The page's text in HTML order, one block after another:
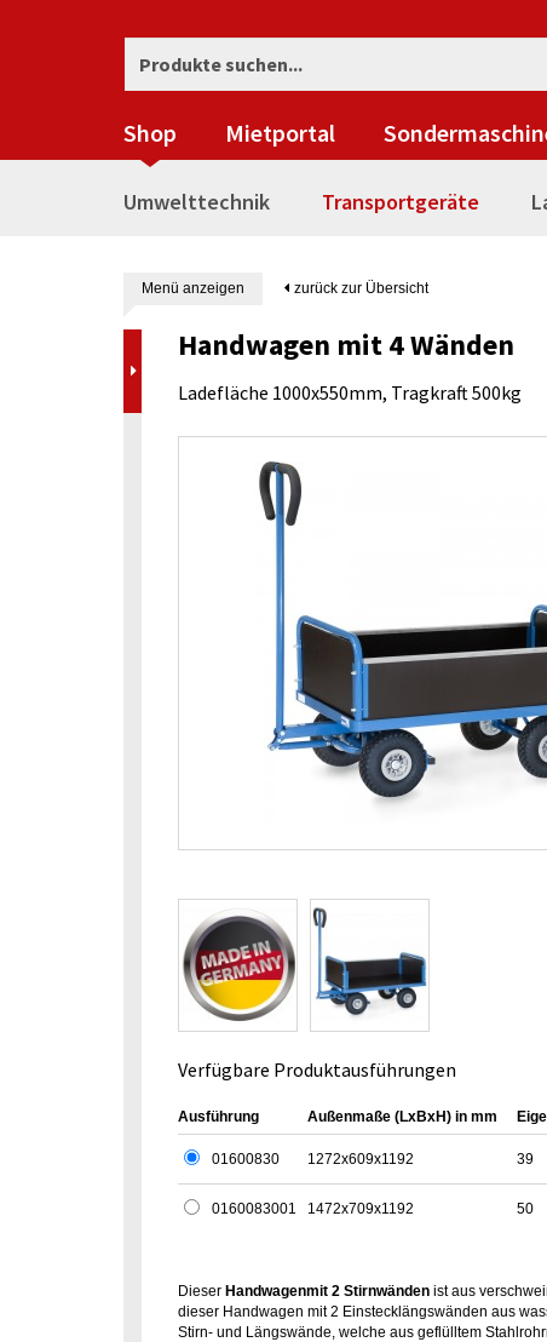
Shop Mietportal
Umwelttechnik Transportgeräte
Menü anzeigen zurück zur Übersicht
Handwagen mit 4 Wänden
Ladefläche 1000x550mm, Tragkraft 500kg
Verfügbare Produktausführungen
Ausführung Außenmaße (LxBxH) in mm
01600830 1272x609x1192 39
0160083001 1472x709x1192 50
Dieser Handwagenmit 2 Stirnwänden ist aus
dieser Handwagen mit 2 Einstecklängswänden aus
Stirn- und Längswände, welche aus geflülltem